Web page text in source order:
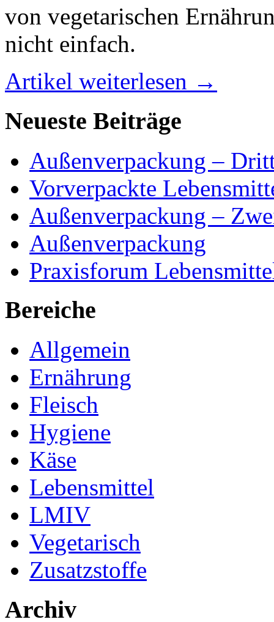
von vegetarischen
nicht einfach.
Artikel weiterlesen →
Neueste Beiträge
Außenverpackung –
Vorverpackte
Außenverpackung –
Außenverpackung
Praxisforum
Bereiche
Allgemein
Ernährung
Fleisch
Hygiene
Käse
Lebensmittel
LMIV
Vegetarisch
Zusatzstoffe
Archiv